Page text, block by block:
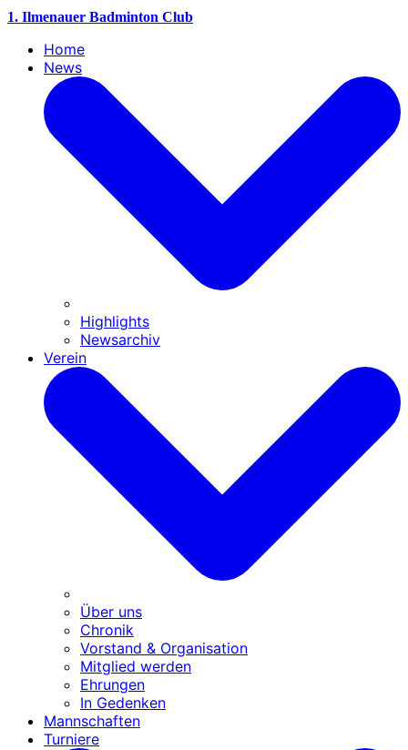
1. Ilmenauer Badminton Club
Home
News
Highlights
Newsarchiv
Verein
Über uns
Chronik
Vorstand & Organisation
Mitglied werden
Ehrungen
In Gedenken
Mannschaften
Turniere